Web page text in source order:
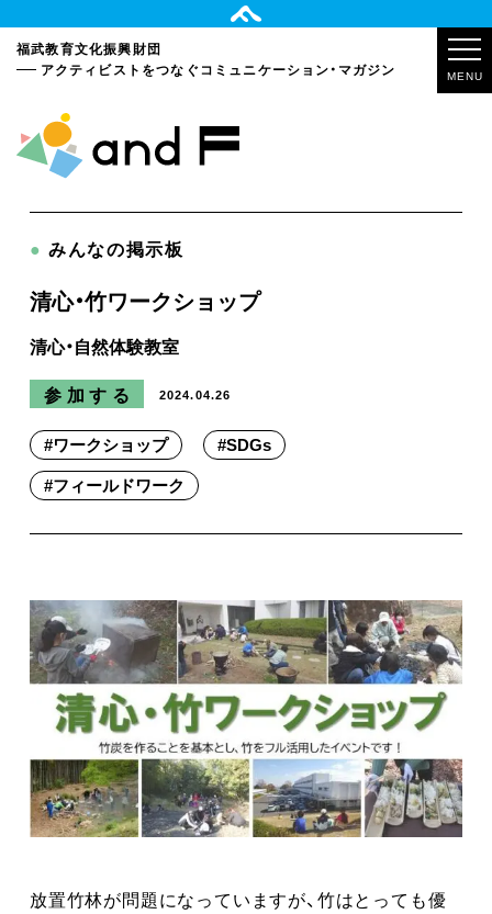
福武教育文化振興財団
アクティビストをつなぐコミュニケーション・マガジン MENU
● みんなの掲示板
清心・竹ワークショップ
清心・自然体験教室
参加する
2024.04.26
#ワークショップ #SDGs
#フィールドワーク
放置竹林が問題になっていますが、竹はとっても優